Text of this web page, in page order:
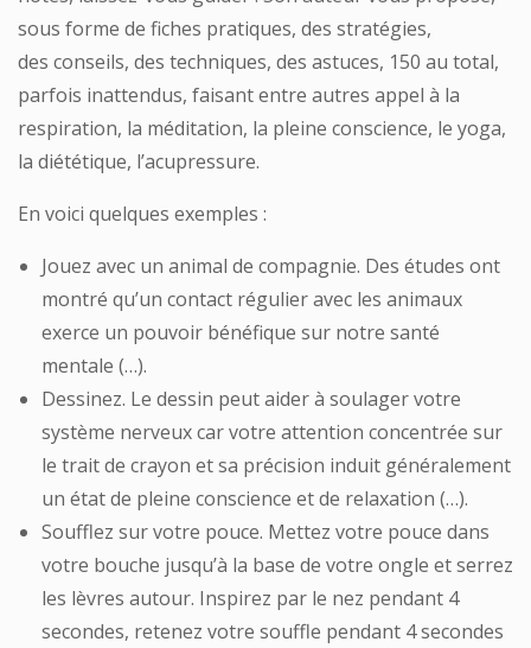
sous forme de fiches pratiques, des stratégies,
des conseils, des techniques, des astuces, 150 au total,
parfois inattendus, faisant entre autres appel à la
respiration, la méditation, la pleine conscience, le yoga,
la diététique, l’acupressure.
En voici quelques exemples :
Jouez avec un animal de compagnie. Des études ont
montré qu’un contact régulier avec les animaux
exerce un pouvoir bénéfique sur notre santé
mentale (…).
Dessinez. Le dessin peut aider à soulager votre
système nerveux car votre attention concentrée sur
le trait de crayon et sa précision induit généralement
un état de pleine conscience et de relaxation (…).
Soufflez sur votre pouce. Mettez votre pouce dans
votre bouche jusqu’à la base de votre ongle et serrez
les lèvres autour. Inspirez par le nez pendant 4
secondes, retenez votre souffle pendant 4 secondes